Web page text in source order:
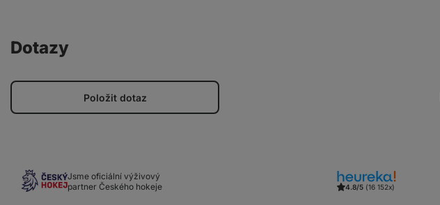
Dotazy
Položit dotaz
Jsme oficiální výživový
partner Českého hokeje
4.8/5 (16 152x)